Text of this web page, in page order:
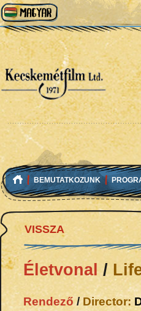
BEMUTATKOZUNK
VISSZA
Életvonal/
Rendező/Director: